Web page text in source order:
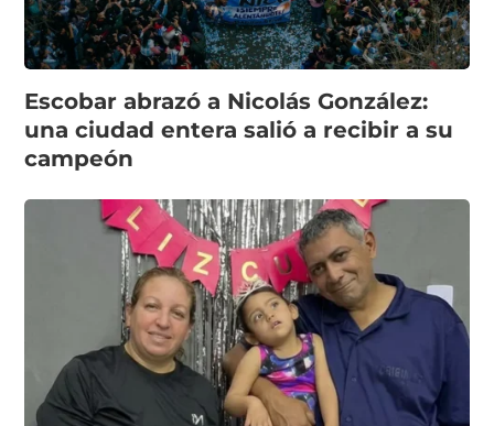
Escobar abrazó a Nicolás González:
una ciudad entera salió a recibir a su
campeón